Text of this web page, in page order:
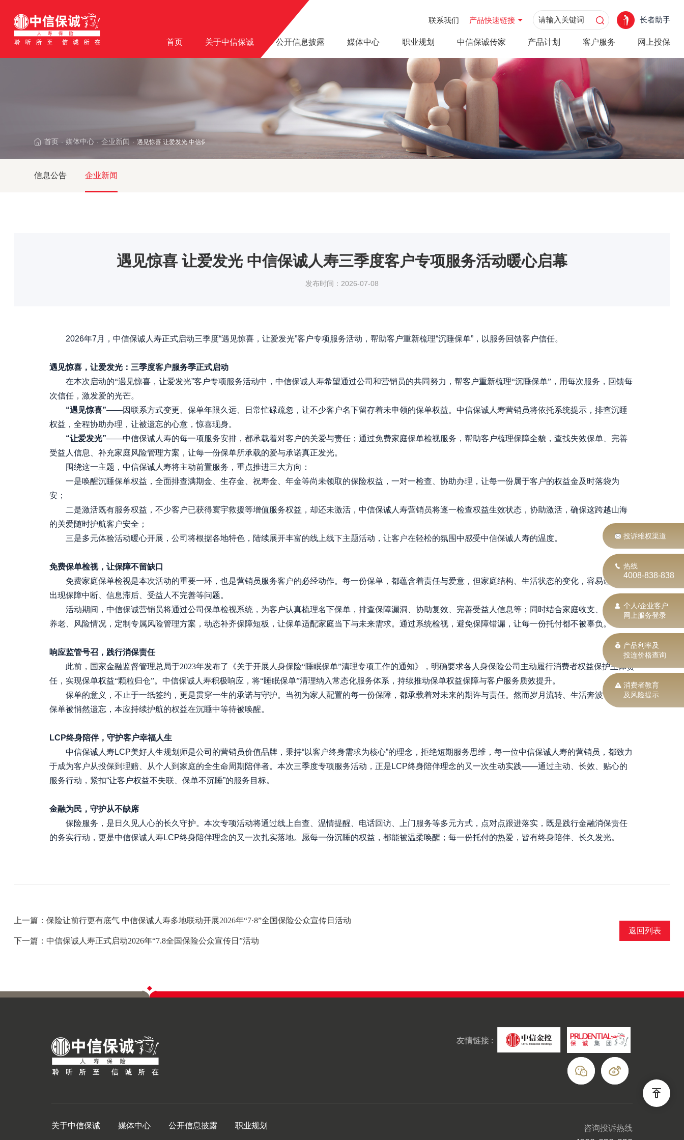
联系我们 产品快速链接 长者助手
首页 关于中信保诚 公开信息披露 媒体中心 职业规划 中信保诚传家 产品计划 客户服务 网上投保
首页 · 媒体中心 · 企业新闻 · 遇见惊喜 让爱发光 中信保诚人寿三季度客户专项服务活动暖心启幕
信息公告 企业新闻
遇见惊喜 让爱发光 中信保诚人寿三季度客户专项服务活动暖心启幕
发布时间：2026-07-08
2026年7月，中信保诚人寿正式启动三季度“遇见惊喜，让爱发光”客户专项服务活动，帮助客户重新梳理“沉睡保单”，以服务回馈客户信任。
遇见惊喜，让爱发光：三季度客户服务季正式启动
在本次启动的“遇见惊喜，让爱发光”客户专项服务活动中 ，中信保诚人寿希望通过公司和营销员的共同努力，帮客户重新梳理“沉睡保单”，用每次服务，回馈每
次信任，激发爱的光芒。
“遇见惊喜”——因联系方式变更、保单年限久远、日常忙碌疏忽，让不少客户名下留存着未申领的保单权益。中信保诚人寿营销员将依托系统提示，排查沉睡
权益，全程协助办理，让被遗忘的心意，惊喜现身。
“让爱发光”——中信保诚人寿的每一项服务安排，都承载着对客户的关爱与责任；通过免费家庭保单检视服务，帮助客户梳理保障全貌，查找失效保单、完善
受益人信息、补充家庭风险管理方案，让每一份保单所承载的爱与承诺真正发光。
围绕这一主题，中信保诚人寿将主动前置服务，重点推进三大方向：
一是唤醒沉睡保单权益，全面排查满期金、生存金、祝寿金、年金等尚未领取的保险权益，一对一检查、协助办理，让每一份属于客户的权益金及时落袋为
安；
二是激活既有服务权益，不少客户已获得寰宇救援等增值服务权益，却还未激活，中信保诚人寿营销员将逐一检查权益生效状态，协助激活，确保这跨越山海
的关爱随时护航客户安全；
三是多元体验活动暖心开展，公司将根据各地特色，陆续展开丰富的线上线下主题活动，让客户在轻松的氛围中感受中信保诚人寿的温度。
免费保单检视，让保障不留缺口
免费家庭保单检视是本次活动的重要一环，也是营销员服务客户的必经动作。每一份保单，都蕴含着责任与爱意，但家庭结构、生活状态的变化，容易让保单
出现保障中断、信息滞后、受益人不完善等问题。
活动期间，中信保诚营销员将通过公司保单检视系统，为客户认真梳理名下保单，排查保障漏洞、协助复效、完善受益人信息等；同时结合家庭收支、教育、
养老、风险情况，定制专属风险管理方案，动态补齐保障短板，让保单适配家庭当下与未来需求。通过系统检视，避免保障错漏，让每一份托付都不被辜负。
响应监管号召，践行消保责任
此前，国家金融监督管理总局于2023年发布了 《关于开展人身保险“睡眠保单”清理专项工作的通知》，明确要求各人身保险公司主动履行消费者权益保护主体责
任，实现保单权益“颗粒归仓”。中信保诚人寿积极响应，将“睡眠保单”清理纳入常态化服务体系，持续推动保单权益保障与客户服务质效提升。
保单的意义，不止于一纸签约，更是贯穿一生的承诺与守护。当初为家人配置的每一份保障，都承载着对未来的期许与责任。然而岁月流转、生活奔波，许多
保单被悄然遗忘，本应持续护航的权益在沉睡中等待被唤醒。
LCP终身陪伴，守护客户幸福人生
中信保诚人寿LCP美好人生规划师是公司的营销员价值品牌，秉持“以客户终身需求为核心”的理念，拒绝短期服务思维，每一位中信保诚人寿的营销员，都致力
于成为客户从投保到理赔、从个人到家庭的全生命周期陪伴者。本次三季度专项服务活动，正是LCP终身陪伴理念的又一次生动实践——通过主动、长效、贴心的
服务行动，紧扣“让客户权益不失联、保单不沉睡”的服务目标。
金融为民，守护从不缺席
保险服务，是日久见人心的长久守护。本次专项活动将通过线上自查、温情提醒、电话回访、上门服务等多元方式，点对点跟进落实，既是践行金融消保责任
的务实行动，更是中信保诚人寿LCP终身陪伴理念的又一次扎实落地。愿每一份沉睡的权益，都能被温柔唤醒；每一份托付的热爱，皆有终身陪伴、长久发光。
上一篇：保险让前行更有底气 中信保诚人寿多地联动开展2026年“7·8”全国保险公众宣传日活动
下一篇：中信保诚人寿正式启动2026年“7.8全国保险公众宣传日”活动
返回列表
友情链接 :
关于中信保诚 媒体中心 公开信息披露 职业规划 咨询投诉热线
投诉维权渠道
热线
4008-838-838
个人/企业客户
网上服务登录
产品利率及
投连价格查询
消费者教育
及风险提示